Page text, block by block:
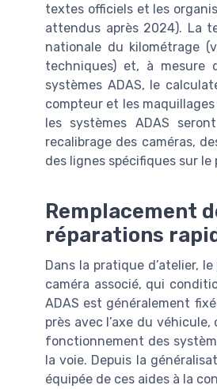
textes officiels et les
attendus après 2024). La
nationale du kilométrage
techniques) et, à mesure
systèmes ADAS, le
compteur et les
les systèmes ADAS
recalibrage des caméras,
des lignes spécifiques sur
Remplacement
réparations
Dans la pratique d’atelier,
caméra associé, qui
ADAS est généralement
près avec l’axe du
fonctionnement des
la voie. Depuis la
équipée de ces aides à la